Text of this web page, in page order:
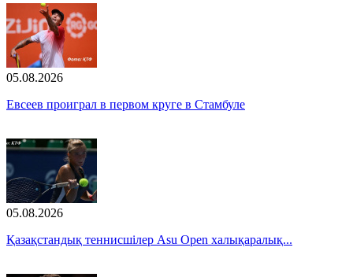
05.08.2026
Евсеев проиграл в первом круге в Стамбуле
05.08.2026
Қазақстандық теннисшілер Asu Open халықаралық...